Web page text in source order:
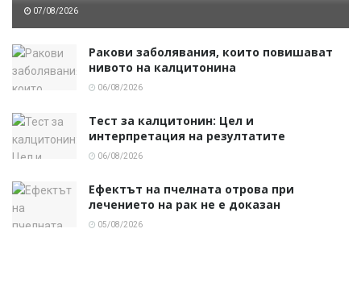
07/08/2026
Ракови заболявания, които повишават
нивото на калцитонина
06/08/2026
Тест за калцитонин: Цел и
интерпретация на резултатите
06/08/2026
Ефектът на пчелната отрова при
лечението на рак не е доказан
05/08/2026